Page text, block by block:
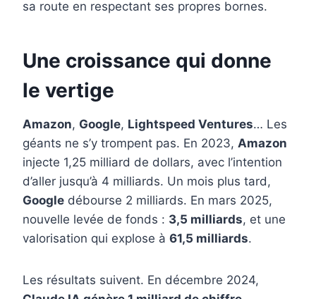
sa route en respectant ses propres bornes.
Une croissance qui donne
le vertige
Amazon, Google, Lightspeed Ventures… Les
géants ne s’y trompent pas. En 2023, Amazon
injecte 1,25 milliard de dollars, avec l’intention
d’aller jusqu’à 4 milliards. Un mois plus tard,
Google débourse 2 milliards. En mars 2025,
nouvelle levée de fonds : 3,5 milliards, et une
valorisation qui explose à 61,5 milliards.
Les résultats suivent. En décembre 2024,